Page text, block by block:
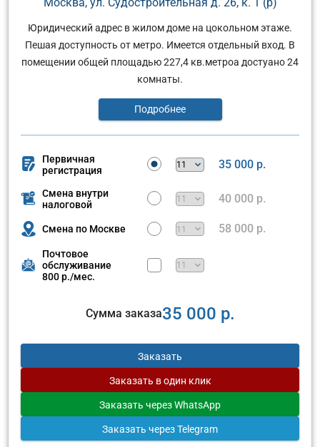
Юридический адрес в жилом доме на цокольном этаже.
Пешая доступность от метро. Имеется отдельный вход. В
помещении общей площадью 227,4 кв.метроа достуано 24
комнаты.
Подробнее
Первичная
регистрация
35 000 р.
Смена внутри
налоговой
40 000 р.
Смена по Москве 58 000 р.
Почтовое
обслуживание
800 р./мес.
Сумма заказа35 000 р.
Заказать
Заказать в один клик
Заказать через WhatsApp
Заказать через Telegram